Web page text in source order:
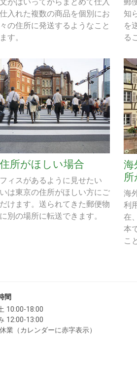
入れた複数の商品を個別にお
の住所に発送するようなこと
す。
知
を
る
所がほしい場合
ィスがあるように見せたい
は東京の住所がほしい方にご
けます。送られてきた郵便物
別の場所に転送できます。
海
海
利
在
本
こ
間
10:00-18:00
12:00-13:00
業（カレンダーに赤字表示）